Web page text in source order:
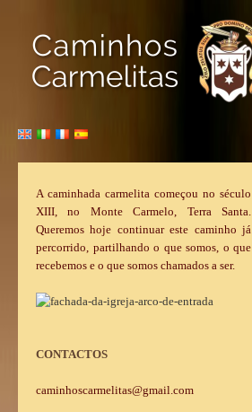
A caminhada carmelita começou no século
XIII, no Monte Carmelo, Terra Santa.
Queremos hoje continuar este caminho já
percorrido, partilhando o que somos, o que
recebemos e o que somos chamados a ser.
CONTACTOS
caminhoscarmelitas@gmail.com